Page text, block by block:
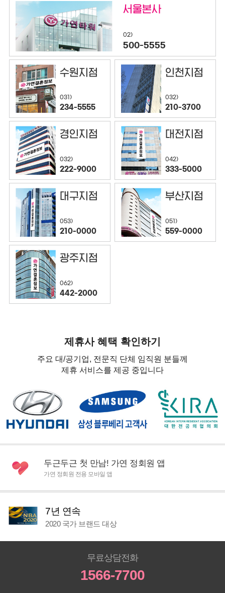
서울본사
02)
500-5555
수원지점
031)
234-5555
인천지점
032)
210-3700
경인지점
032)
222-9000
대전지점
042)
333-5000
대구지점
053)
210-0000
부산지점
051)
559-0000
광주지점
062)
442-2000
제휴사 혜택 확인하기
주요 대/공기업, 전문직 단체 임직원 분들께
제휴 서비스를 제공 중입니다
두근두근 첫 만남! 가연 정회원 앱
가연 정회원 전용 모바일 앱
7년 연속
2020 국가 브랜드 대상
무료상담전화
1566-7700